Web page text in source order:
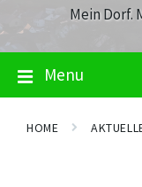
Mein Dorf.
Menu
HOME